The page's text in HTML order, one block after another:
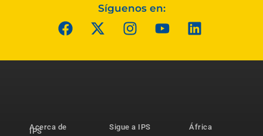
Síguenos en:
Acerca de
IPS
Sigue a IPS
África